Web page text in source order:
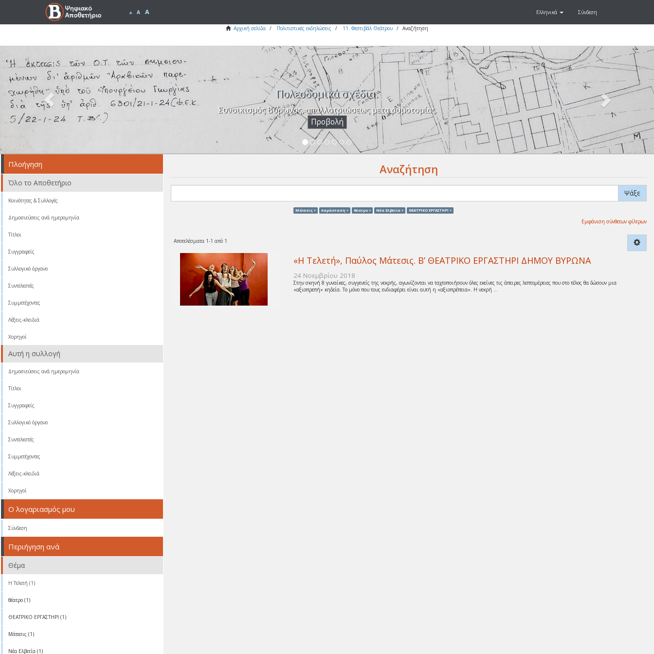
A A A Ελληνικά Σύνδεση
Αρχική σελίδα Πολιτιστικές εκδηλώσεις 11. Φεστιβάλ Θεάτρου Αναζήτηση
Πολεοδομικά σχέδια.
Συνοικισμός Βύρωνος, απαλλοτριώσεως μετα ρυμοτομίας.
Προβολή
Next
Αναζήτηση
Ψάξε
Μάτεσις × παράσταση × θέατρο × Νέα Ελβετία × ΘΕΑΤΡΙΚΟ ΕΡΓΑΣΤΗΡΙ ×
Εμφάνιση σύνθετων φίλτρων
Αποτελέσματα 1-1 από 1
«Η Τελετή», Παύλος Μάτεσις. Β’ ΘΕΑΤΡΙΚΟ ΕΡΓΑΣΤΗΡΙ ΔΗΜΟΥ ΒΥΡΩΝΑ
24 Νοεμβρίου 2018
Στην σκηνή 8 γυναίκες, συγγενείς της νεκρής, αγωνίζονται να ταχτοποιήσουν όλες εκείνες τις άπειρες λεπτομέρειες που στο τέλος θα δώσουν μια
«αξιοπρεπή» κηδεία. Το μόνο που τους ενδιαφέρει είναι αυτή η «αξιοπρέπεια». Η νεκρή ...
Πλοήγηση
Όλο το Αποθετήριο
Κοινότητες & Συλλογές
Δημοσιεύσεις ανά ημερομηνία
Τίτλοι
Συγγραφείς
Συλλογικό όργανο
Συντελεστές
Συμμετέχοντες
Λέξεις-κλειδιά
Χορηγοί
Αυτή η συλλογή
Δημοσιεύσεις ανά ημερομηνία
Τίτλοι
Συγγραφείς
Συλλογικό όργανο
Συντελεστές
Συμμετέχοντες
Λέξεις-κλειδιά
Χορηγοί
Ο λογαριασμός μου
Σύνδεση
Περιήγηση ανά
Θέμα
Η Τελετή (1)
θέατρο (1)
ΘΕΑΤΡΙΚΟ ΕΡΓΑΣΤΗΡΙ (1)
Μάτεσις (1)
Νέα Ελβετία (1)